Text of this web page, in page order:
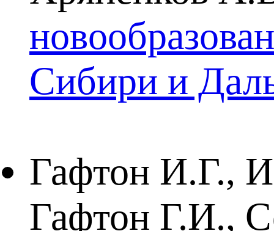
Сибири и
Гафтон И.Г.,
Гафтон Г.И.,